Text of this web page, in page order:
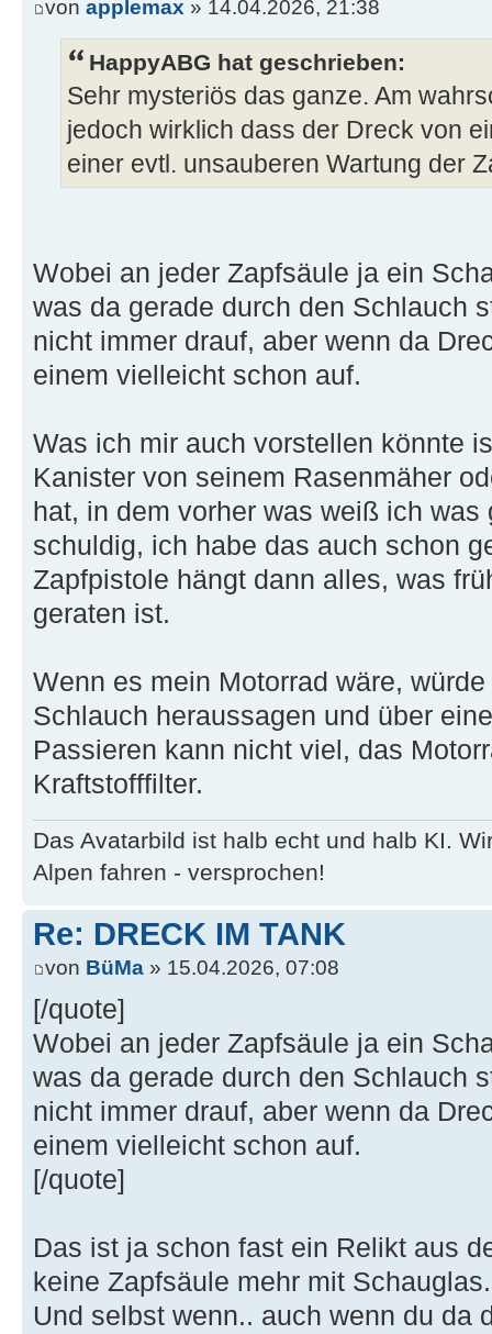
von applemax » 14.04.2026, 21:38
HappyABG hat geschrieben:
Sehr mysteriös das ganze. Am
jedoch wirklich dass der Dreck von
einer evtl. unsauberen Wartung der
Wobei an jeder Zapfsäule ja ein
was da gerade durch den Schlauch
nicht immer drauf, aber wenn da
einem vielleicht schon auf.
Was ich mir auch vorstellen könnte
Kanister von seinem Rasenmäher
hat, in dem vorher was weiß ich
schuldig, ich habe das auch schon
Zapfpistole hängt dann alles, was
geraten ist.
Wenn es mein Motorrad wäre,
Schlauch heraussagen und über
Passieren kann nicht viel, das
Kraftstofffilter.
Das Avatarbild ist halb echt und halb KI.
Alpen fahren - versprochen!
Re: DRECK IM TANK
von BüMa » 15.04.2026, 07:08
[/quote]
Wobei an jeder Zapfsäule ja ein
was da gerade durch den Schlauch
nicht immer drauf, aber wenn da
einem vielleicht schon auf.
[/quote]
Das ist ja schon fast ein Relikt aus
keine Zapfsäule mehr mit Schauglas.
Und selbst wenn.. auch wenn du da